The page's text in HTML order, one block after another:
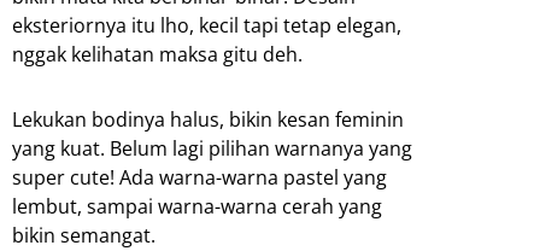
eksteriornya itu lho, kecil tapi tetap elegan,
nggak kelihatan maksa gitu deh.
Lekukan bodinya halus, bikin kesan feminin
yang kuat. Belum lagi pilihan warnanya yang
super cute! Ada warna-warna pastel yang
lembut, sampai warna-warna cerah yang
bikin semangat.